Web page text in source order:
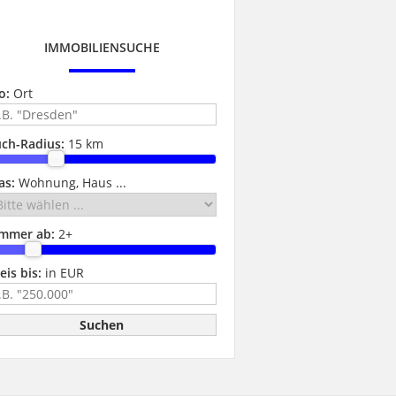
IMMOBILIENSUCHE
Ort
Radius: 15 km
Wohnung, Haus ...
ab: 2+
bis: in EUR